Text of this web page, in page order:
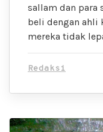
sallam dan para
beli dengan ahli
mereka tidak
Redaksi